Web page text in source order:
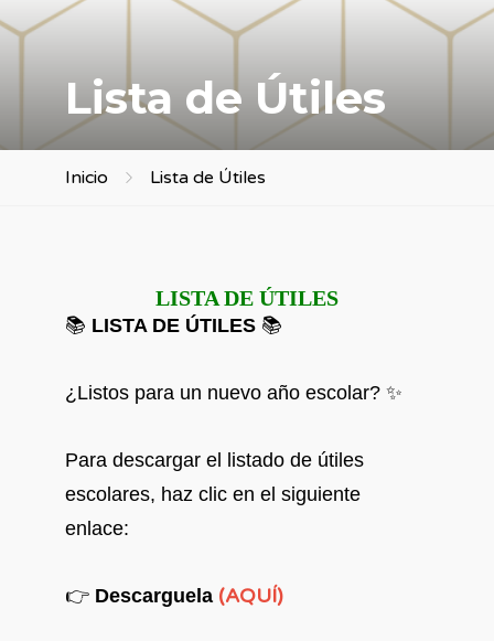
Lista de Útiles
Inicio Lista de Útiles
LISTA DE ÚTILES
📚 LISTA DE ÚTILES 📚
¿Listos para un nuevo año escolar? ✨
Para descargar el listado de útiles
escolares, haz clic en el siguiente
enlace:
👉 Descarguela (AQUÍ)